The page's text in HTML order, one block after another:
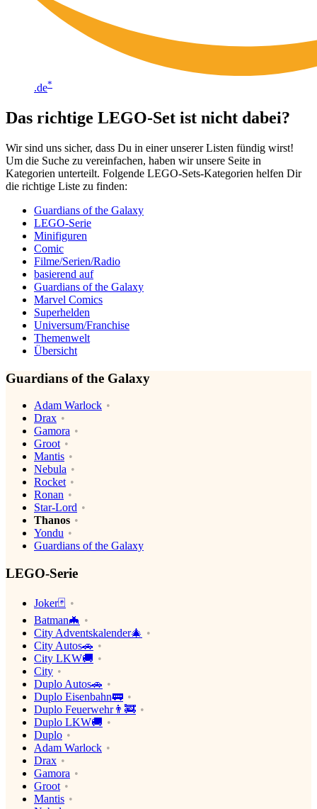
.de*
Das richtige LEGO-Set ist nicht dabei?
Wir sind uns sicher, dass Du in einer unserer Listen fündig wirst!
Um die Suche zu vereinfachen, haben wir unsere Seite in
Kategorien unterteilt. Folgende LEGO-Sets-Kategorien helfen Dir
die richtige Liste zu finden:
Guardians of the Galaxy
LEGO-Serie
Minifiguren
Comic
Filme/Serien/Radio
basierend auf
Guardians of the Galaxy
Marvel Comics
Superhelden
Universum/Franchise
Themenwelt
Übersicht
Guardians of the Galaxy
Adam Warlock
Drax
Gamora
Groot
Mantis
Nebula
Rocket
Ronan
Star-Lord
Thanos
Yondu
Guardians of the Galaxy
LEGO-Serie
Joker🃏
Batman🦇
City Adventskalender🎄
City Autos🚗
City LKW🚚
City
Duplo Autos🚗
Duplo Eisenbahn🚃
Duplo Feuerwehr👨‍🚒
Duplo LKW🚚
Duplo
Adam Warlock
Drax
Gamora
Groot
Mantis